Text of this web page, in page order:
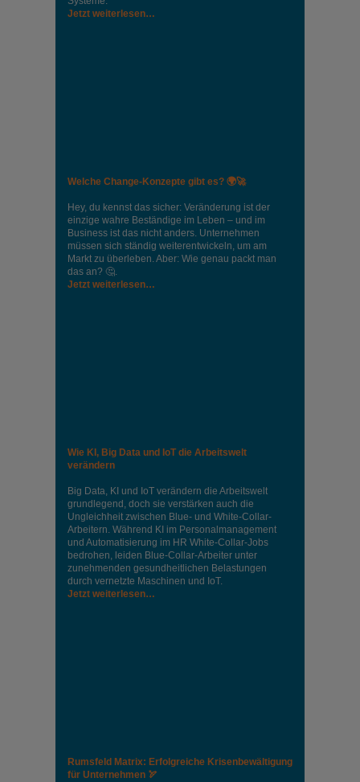
Jetzt weiterlesen…
Welche Change-Konzepte gibt es? 🌍🚀
Hey, du kennst das sicher: Veränderung ist der
einzige wahre Beständige im Leben – und im
Business ist das nicht anders. Unternehmen
müssen sich ständig weiterentwickeln, um am
Markt zu überleben. Aber: Wie genau packt man
das an? 🤔.
Jetzt weiterlesen…
Wie KI, Big Data und IoT die Arbeitswelt
verändern
Big Data, KI und IoT verändern die Arbeitswelt
grundlegend, doch sie verstärken auch die
Ungleichheit zwischen Blue- und White-Collar-
Arbeitern. Während KI im Personalmanagement
und Automatisierung im HR White-Collar-Jobs
bedrohen, leiden Blue-Collar-Arbeiter unter
zunehmenden gesundheitlichen Belastungen
durch vernetzte Maschinen und IoT.
Jetzt weiterlesen…
Rumsfeld Matrix: Erfolgreiche Krisenbewältigung
für Unternehmen 🏹